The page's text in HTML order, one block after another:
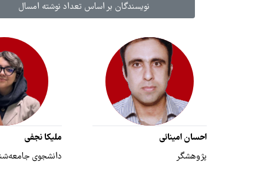
نویسندگان بر اساس تعداد نوشته امسال
احسان امینائی
پژوهشگر
ملیکا نجفی
دانشجوی